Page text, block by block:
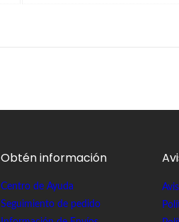
Obtén información
Centro de Ayuda
Seguimiento de pedido